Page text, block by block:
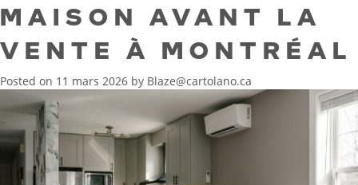
MAISON AVANT LA
VENTE À MONTRÉAL
Posted on 11 mars 2026 by Blaze@cartolano.ca